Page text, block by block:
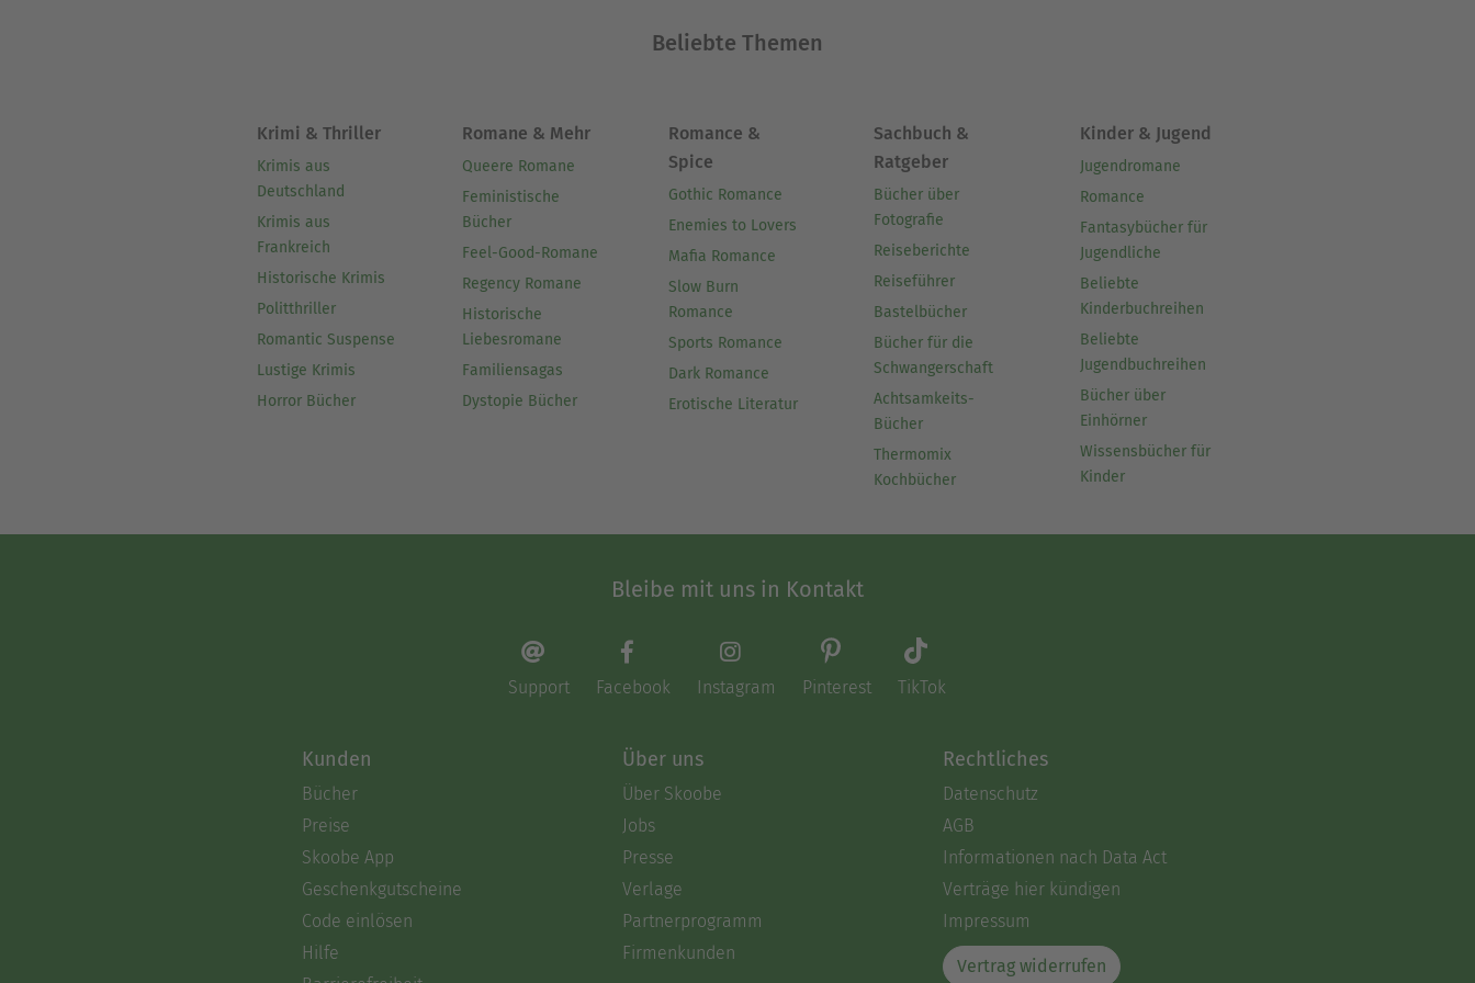
Beliebte Themen
Krimi & Thriller
Krimis aus
Deutschland
Krimis aus
Frankreich
Historische Krimis
Politthriller
Romantic Suspense
Lustige Krimis
Horror Bücher
Romane & Mehr
Queere Romane
Feministische
Bücher
Feel-Good-Romane
Regency Romane
Historische
Liebesromane
Familiensagas
Dystopie Bücher
Romance &
Spice
Gothic Romance
Enemies to Lovers
Mafia Romance
Slow Burn
Romance
Sports Romance
Dark Romance
Erotische Literatur
Sachbuch &
Ratgeber
Bücher über
Fotografie
Reiseberichte
Reiseführer
Bastelbücher
Bücher für die
Schwangerschaft
Achtsamkeits-
Bücher
Thermomix
Kochbücher
Kinder & Jugend
Jugendromane
Romance
Fantasybücher für
Jugendliche
Beliebte
Kinderbuchreihen
Beliebte
Jugendbuchreihen
Bücher über
Einhörner
Wissensbücher für
Kinder
Bleibe mit uns in Kontakt
Support Facebook Instagram Pinterest TikTok
Kunden
Bücher
Preise
Skoobe App
Geschenkgutscheine
Code einlösen
Hilfe
Über uns
Über Skoobe
Jobs
Presse
Verlage
Partnerprogramm
Firmenkunden
Rechtliches
Datenschutz
AGB
Informationen nach Data Act
Verträge hier kündigen
Impressum
Vertrag widerrufen